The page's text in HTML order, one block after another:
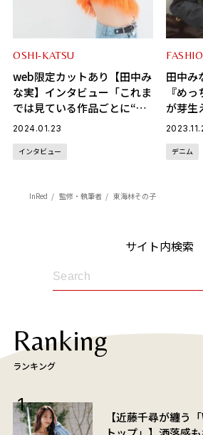
OSHI-KATSU
web限定カットあり【田中み
な実】インタビュー「これま
では見ている作品ごとに“推
し”を見つけることが多かっ
2024.01.23
インタビュー
田中み
『め
が芽生
デニム
InRed 監修・執筆者 東海林その子
サイト内検索
Ranking
ランキング
【近藤千尋が纏う